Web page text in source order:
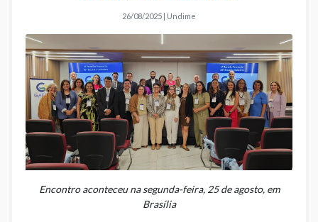
26/08/2025 | Undime
Encontro aconteceu na segunda-feira, 25 de agosto, em
Brasília